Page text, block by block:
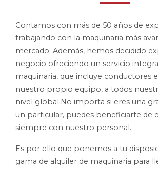
Contamos con más de 50 años de
trabajando con la maquinaria más
mercado. Además, hemos decidido
negocio ofreciendo un servicio
maquinaria, que incluye conductores
nuestro propio equipo, a todos
nivel global.No importa si eres una
un particular, puedes beneficiarte de
siempre con nuestro personal.
Es por ello que ponemos a tu
gama de alquiler de maquinaria para